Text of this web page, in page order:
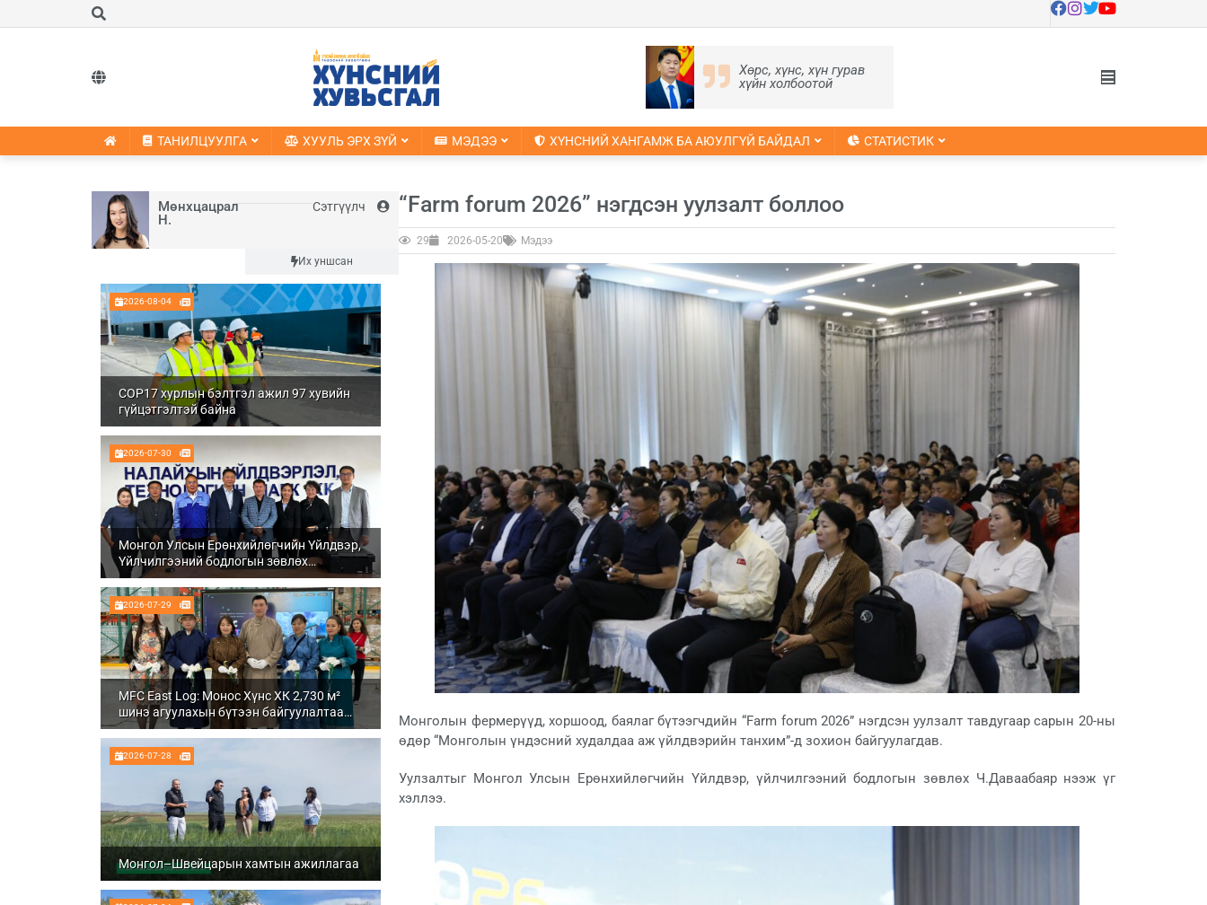
Хөрс, хүнс, хүн гурав
хүйн холбоотой
ТАНИЛЦУУЛГА ХУУЛЬ ЭРХ ЗҮЙ МЭДЭЭ ХҮНСНИЙ ХАНГАМЖ БА АЮУЛГҮЙ БАЙДАЛ СТАТИСТИК
Мөнхцацрал
Н.
Сэтгүүлч
Их уншсан
2026-08-04
COP17 хурлын бэлтгэл ажил 97 хувийн
гүйцэтгэлтэй байна
2026-07-30
Монгол Улсын Ерөнхийлөгчийн Үйлдвэр,
Үйлчилгээний бодлогын зөвлөх
Ч.Даваабаяр Налайх дүүргийн
Үйлдвэрлэл, технологийн парк ХК болон
Налуу-Ухаа эдийн засгийн тусгай бүсэд
ажиллалаа
2026-07-29
MFC East Log: Монос Хүнс ХК 2,730 м²
шинэ агуулахын бүтээн байгуулалтаа
бүрэн дуусгаж, ашиглалтад орууллаа
2026-07-28
Монгол–Швейцарын хамтын ажиллагаа
“Farm forum 2026” нэгдсэн уулзалт боллоо
29 2026-05-20 Мэдээ
Монголын фермерүүд, хоршоод, баялаг бүтээгчдийн “Farm forum 2026” нэгдсэн уулзалт тавдугаар сарын 20-ны
өдөр “Монголын үндэсний худалдаа аж үйлдвэрийн танхим”-д зохион байгуулагдав.
Уулзалтыг Монгол Улсын Ерөнхийлөгчийн Үйлдвэр, үйлчилгээний бодлогын зөвлөх Ч.Даваабаяр нээж үг
хэллээ.